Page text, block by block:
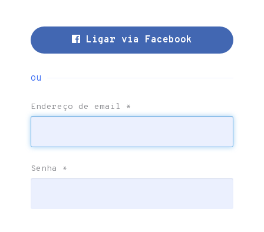
Ligar via Facebook
ou
Endereço de email *
Senha *